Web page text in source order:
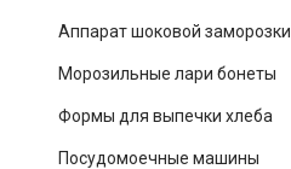
Аппарат шоковой заморозки
Морозильные лари бонеты
Формы для выпечки хлеба
Посудомоечные машины